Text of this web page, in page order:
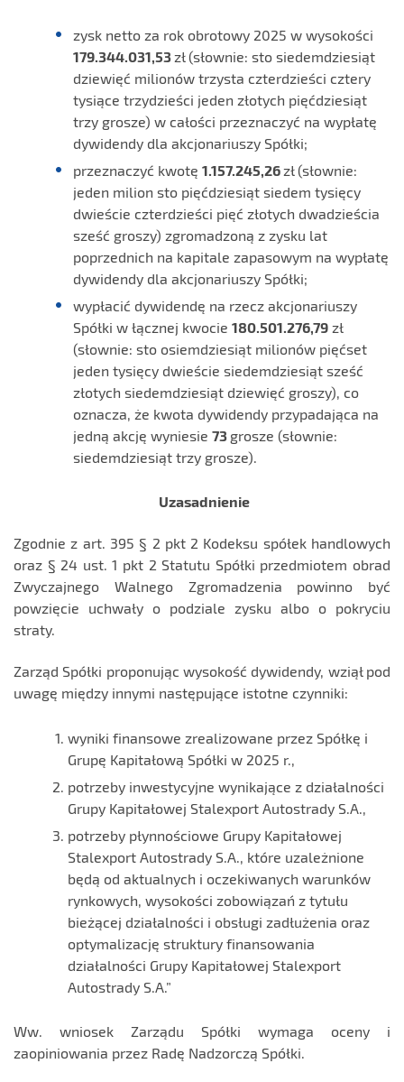
zysk netto za rok obrotowy 2025 w wysokości
179.344.031,53zł (słownie: sto siedemdziesiąt
dziewięć milionów trzysta czterdzieści cztery
tysiące trzydzieści jeden złotych pięćdziesiąt
trzy grosze) w całości przeznaczyć na wypłatę
dywidendy dla akcjonariuszy Spółki;
przeznaczyć kwotę 1.157.245,26zł (słownie:
jeden milion sto pięćdziesiąt siedem tysięcy
dwieście czterdzieści pięć złotych dwadzieścia
sześć groszy) zgromadzoną z zysku lat
poprzednich na kapitale zapasowym na wypłatę
dywidendy dla akcjonariuszy Spółki;
wypłacić dywidendę na rzecz akcjonariuszy
Spółki w łącznej kwocie 180.501.276,79 zł
(słownie: sto osiemdziesiąt milionów pięćset
jeden tysięcy dwieście siedemdziesiąt sześć
złotych siedemdziesiąt dziewięć groszy), co
oznacza, że kwota dywidendy przypadająca na
jedną akcję wyniesie 73 grosze (słownie:
siedemdziesiąt trzy grosze).
Uzasadnienie
Zgodnie z art. 395 § 2 pkt 2 Kodeksu spółek handlowych
oraz § 24 ust. 1 pkt 2 Statutu Spółki przedmiotem obrad
Zwyczajnego Walnego Zgromadzenia powinno być
powzięcie uchwały o podziale zysku albo o pokryciu
straty.
Zarząd Spółki proponując wysokość dywidendy, wziął pod
uwagę między innymi następujące istotne czynniki:
wyniki finansowe zrealizowane przez Spółkę i
Grupę Kapitałową Spółki w 2025 r.,
potrzeby inwestycyjne wynikające z działalności
Grupy Kapitałowej Stalexport Autostrady S.A.,
potrzeby płynnościowe Grupy Kapitałowej
Stalexport Autostrady S.A., które uzależnione
będą od aktualnych i oczekiwanych warunków
rynkowych, wysokości zobowiązań z tytułu
bieżącej działalności i obsługi zadłużenia oraz
optymalizację struktury finansowania
działalności Grupy Kapitałowej Stalexport
Autostrady S.A.”
Ww. wniosek Zarządu Spółki wymaga oceny i
zaopiniowania przez Radę Nadzorczą Spółki.